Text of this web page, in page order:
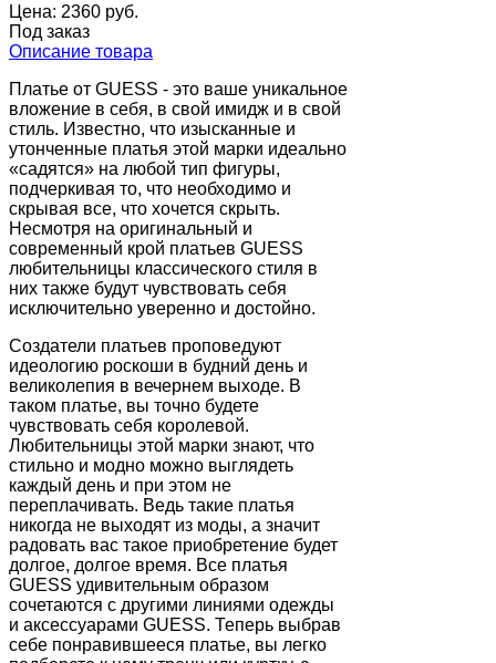
Цена: 2360 руб.
Под заказ
Описание товара
Платье от GUESS - это ваше уникальное
вложение в себя, в свой имидж и в свой
стиль. Известно, что изысканные и
утонченные платья этой марки идеально
«садятся» на любой тип фигуры,
подчеркивая то, что необходимо и
скрывая все, что хочется скрыть.
Несмотря на оригинальный и
современный крой платьев GUESS
любительницы классического стиля в
них также будут чувствовать себя
исключительно уверенно и достойно.
Создатели платьев проповедуют
идеологию роскоши в будний день и
великолепия в вечернем выходе. В
таком платье, вы точно будете
чувствовать себя королевой.
Любительницы этой марки знают, что
стильно и модно можно выглядеть
каждый день и при этом не
переплачивать. Ведь такие платья
никогда не выходят из моды, а значит
радовать вас такое приобретение будет
долгое, долгое время. Все платья
GUESS удивительным образом
сочетаются с другими линиями одежды
и аксессуарами GUESS. Теперь выбрав
себе понравившееся платье, вы легко